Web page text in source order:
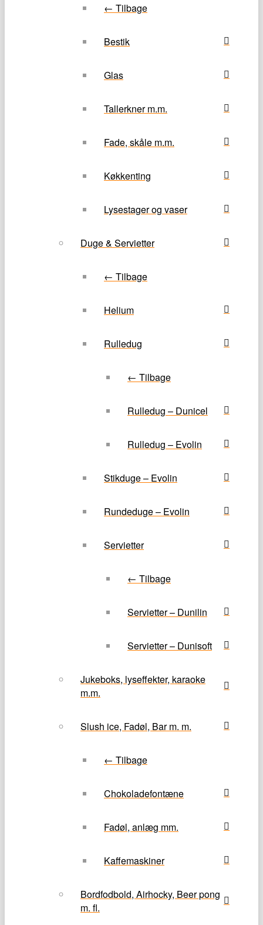
← Tilbage
Bestik
Glas
Tallerkner m.m.
Fade, skåle m.m.
Køkkenting
Lysestager og vaser
Duge & Servietter
← Tilbage
Helium
Rulledug
← Tilbage
Rulledug – Dunicel
Rulledug – Evolin
Stikduge – Evolin
Rundeduge – Evolin
Servietter
← Tilbage
Servietter – Dunilin
Servietter – Dunisoft
Jukeboks, lyseffekter, karaoke
m.m.
Slush ice, Fadøl, Bar m. m.
← Tilbage
Chokoladefontæne
Fadøl, anlæg mm.
Kaffemaskiner
Bordfodbold, Airhocky, Beer pong
m. fl.